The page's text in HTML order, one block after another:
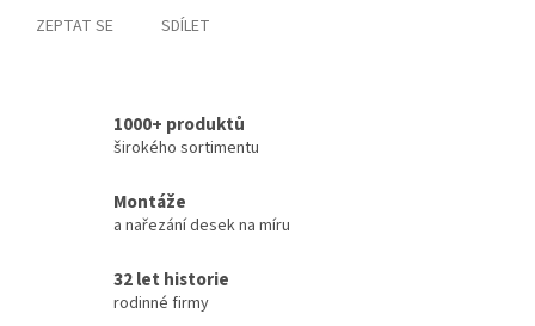
ZEPTAT SE SDÍLET
1000+ produktů
širokého sortimentu
Montáže
a nařezání desek na míru
32 let historie
rodinné firmy